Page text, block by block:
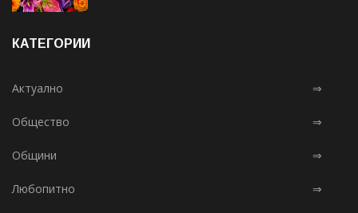
КАТЕГОРИИ
Актуално ⇒
Общество ⇒
Общини ⇒
Любопитно ⇒